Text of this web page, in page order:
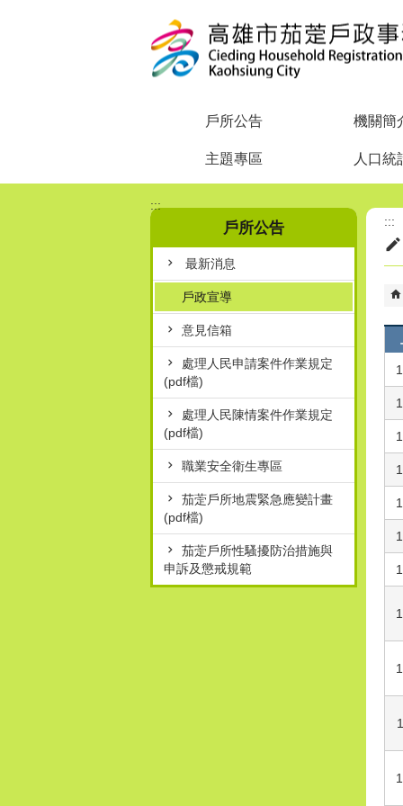
戶所公告 機關簡
主題專區 人口統
:::
戶所公告
最新消息
戶政宣導
意見信箱
處理人民申請案件作業規定
(pdf檔)
處理人民陳情案件作業規定
(pdf檔)
職業安全衛生專區
茄萣戶所地震緊急應變計畫
(pdf檔)
茄萣戶所性騷擾防治措施與
申訴及懲戒規範
:::